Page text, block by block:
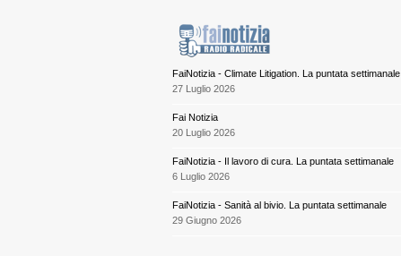
FaiNotizia - Climate Litigation. La puntata settimanale
27 Luglio 2026
Fai Notizia
20 Luglio 2026
FaiNotizia - Il lavoro di cura. La puntata settimanale
6 Luglio 2026
FaiNotizia - Sanità al bivio. La puntata settimanale
29 Giugno 2026